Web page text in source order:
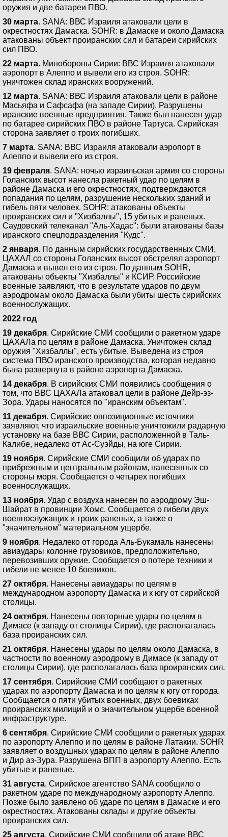
оружия и две батареи ПВО.
30 марта. SANA: ВВС Израиля атаковали цели в
окрестностях Дамаска. SOHR: в Дамаске и около Дамаска
атакованы объект проиранских сил и батареи сирийских
сил ПВО.
22 марта. Минобороны Сирии: ВВС Израиля атаковали
аэропорт в Алеппо и вывели его из строя. SOHR:
уничтожен склад иранских вооружений.
12 марта. SANA: ВВС Израиля атаковали цели в районе
Масьяфа и Сафсафа (на западе Сирии). Разрушены
иранские военные предприятия. Также был нанесен удар
по батарее сирийских ПВО в районе Тартуса. Сирийская
сторона заявляет о троих погибших.
7 марта. SANA: ВВС Израиля атаковали аэропорт в
Алеппо и вывели его из строя.
19 февраля. SANA: ночью израильская армия со стороны
Голанских высот нанесла ракетный удар по целям в
районе Дамаска и его окрестностях, подтверждаются
попадания по целям, разрушение нескольких зданий и
гибель пяти человек. SOHR: атакованы объекты
проиранских сил и "Хизбаллы", 15 убитых и раненых.
Саудовский телеканал "Аль-Хадас": были атакованы базы
иранского спецподразделения "Кудс".
2 января. По данным сирийских государственных СМИ,
ЦАХАЛ со стороны Голанских высот обстрелял аэропорт
Дамаска и вывел его из строя. По данным SOHR,
атакованы объекты "Хизбаллы" и КСИР. Российские
военные заявляют, что в результате ударов по двум
аэродромам около Дамаска были убиты шесть сирийских
военнослужащих.
2022 год
19 декабря. Сирийские СМИ сообщили о ракетном ударе
ЦАХАЛа по целям в районе Дамаска. Уничтожен склад
оружия "Хизбаллы", есть убитые. Выведена из строя
система ПВО иранского производства, которая недавно
была развернута в районе аэропорта Дамаска.
14 декабря. В сирийских СМИ появились сообщения о
том, что ВВС ЦАХАЛа атаковал цели в районе Дейр-эз-
Зора. Удары наносятся по "иранским объектам".
11 декабря. Сирийские оппозиционные источники
заявляют, что израильские военные уничтожили радарную
установку на базе ВВС Сирии, расположенной в Таль-
Калибе, недалеко от Ас-Суэйды, на юге Сирии.
19 ноября. Сирийские СМИ сообщили об ударах по
прибрежным и центральным районам, нанесенных со
стороны моря. Сообщается о четырех погибших
военнослужащих.
13 ноября. Удар с воздуха нанесен по аэродрому Эш-
Шайрат в провинции Хомс. Сообщается о гибели двух
военнослужащих и троих раненых, а также о
"значительном" материальном ущербе.
9 ноября. Недалеко от города Аль-Букамаль нанесены
авиаудары колонне грузовиков, предположительно,
перевозивших оружие. Сообщается о потере техники и
гибели не менее 10 боевиков.
27 октября. Нанесены авиаудары по целям в
международном аэропорту Дамаска и к югу от сирийской
столицы.
24 октября. Нанесены повторные удары по целям в
Димасе (к западу от столицы Сирии), где располагалась
база проиранских сил.
21 октября. Нанесены удары по целям около Дамаска, в
частности по военному аэродрому в Димасе (к западу от
столицы Сирии), где располагалась база проиранских сил.
17 сентября. Сирийские СМИ сообщают о ракетных
ударах по аэропорту Дамаска и по целям к югу от города.
Сообщается о пяти убитых военных, двух боевиках
проиранских милиций и о значительном ущербе военной
инфраструктуре.
6 сентября. Сирийские СМИ сообщили о ракетных ударах
по аэропорту Алеппо и по целям в районе Латакии. SOHR
заявляет о воздушных ударах по целям в районе Алеппо
и Дир аз-Зура. Разрушена ВПП в аэропорту Алеппо. Есть
убитые и раненые.
31 августа. Сирийское агентство SANA сообщило о
ракетном ударе по международному аэропорту Алеппо.
Позже было заявлено об ударе по целям в Дамаске и его
окрестностях. Атакованы склады и другие объекты
проиранских сил.
25 августа. Сирийские СМИ сообщили об атаке ВВС